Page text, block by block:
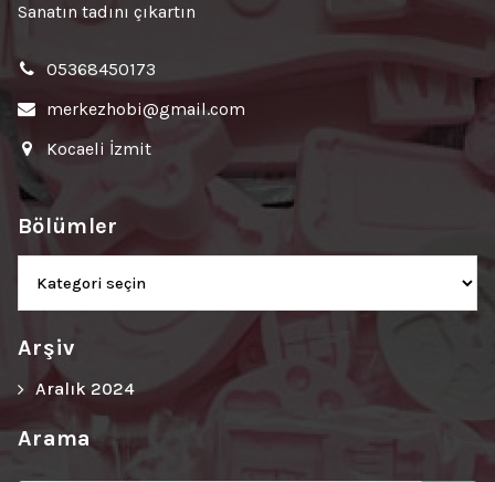
Sanatın tadını çıkartın
05368450173
merkezhobi@gmail.com
Kocaeli İzmit
Bölümler
Bölümler
Arşiv
Aralık 2024
Arama